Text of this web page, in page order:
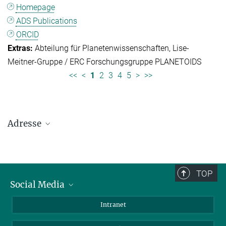
Homepage
ADS Publications
ORCID
Abteilung für Planetenwissenschaften Lise-
Meitner-Gruppe / ERC Forschungsgruppe PLANETOIDS
<< < 1 2 3 4 5 > >>
Adresse
Telefon: +49 551 384 979-0
E-Mail:presseinfo@mps.mpg.de
TOP
Social Media
Intranet